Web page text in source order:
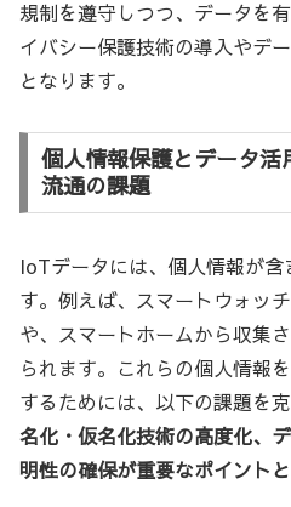
規制を遵守しつつ、データを
イバシー保護技術の導入やデ
となります。
個人情報保護とデータ
流通の課題
IoTデータには、個人情報が
す。例えば、スマートウォッ
や、スマートホームから収集
られます。これらの個人情報
するためには、以下の課題を
名化・仮名化技術の高度化、
明性の確保が重要なポイントと